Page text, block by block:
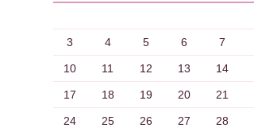
3 4 5 6 7
10 11 12 13 14
17 18 19 20 21
24 25 26 27 28